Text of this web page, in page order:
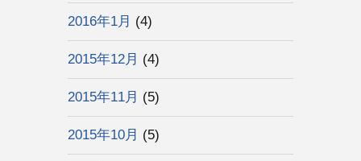
2016年1月 (4)
2015年12月 (4)
2015年11月 (5)
2015年10月 (5)